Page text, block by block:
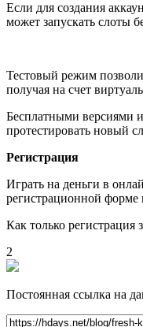
Если для создания
может запускать слоты
Тестовый режим
получая на счет
Бесплатными версиями
протестировать новый
Регистрация
Играть на деньги в
регистрационной форме
Как только регистрация
2
Постоянная ссылка на